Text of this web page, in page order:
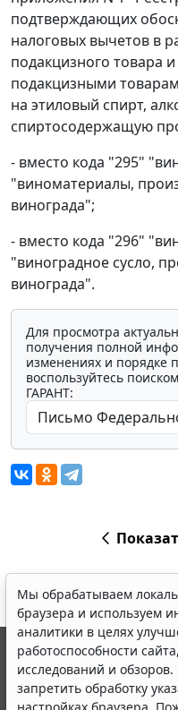
подтверждающих
налоговых вычетов в
подакцизного товара
подакцизными
на этиловый спирт,
спиртосодержащую
- вместо кода "295"
"виноматериалы,
винограда";
- вместо кода "296"
"виноградное сусло,
винограда".
Для просмотра
получения полной
изменениях и порядке
воспользуйтесь
ГАРАНТ:
Мы обрабатываем
браузера и используем
аналитики в целях
работоспособности
исследований и
запретить обработку
© ООО "НПП "ГАРАНТ-
выпускается с 1990
являются участниками